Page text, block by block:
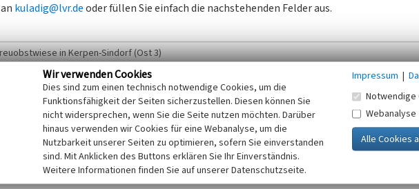
kuladig@lvr.deoder füllen Sie einfach die nachstehenden Felder aus.
Ihres Namens und Ihrer E-Mail-Adresse. Ihre Angaben werden ausschließlich im Rahmen der KuLaDig-
der Vorschriften des Telemediengesetzes, des Datenschutzgesetzes NRW und der seit
DSGVO) vertraulich behandelt, beachten Sie bitte unsere Hinweise zumDatenschutz
Wir verwenden Cookies
Dies sind zum einen technisch notwendige Cookies, um die
Funktionsfähigkeit der Seiten sicherzustellen. Diesen können Sie
nicht widersprechen, wenn Sie die Seite nutzen möchten. Darüber
hinaus verwenden wir Cookies für eine Webanalyse, um die
Nutzbarkeit unserer Seiten zu optimieren, sofern Sie einverstanden
sind. Mit Anklicken des Buttons erklären Sie Ihr Einverständnis.
Weitere Informationen finden Sie auf unserer Datenschutzseite.
Impressum |
Notwendige
Webanalyse